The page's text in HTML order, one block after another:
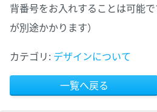
背番号をお入れすることは可能
が別途かかります）
カテゴリ: デザインについて
一覧へ戻る